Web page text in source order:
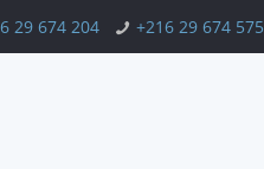
29 674 204 +216 29 674 575